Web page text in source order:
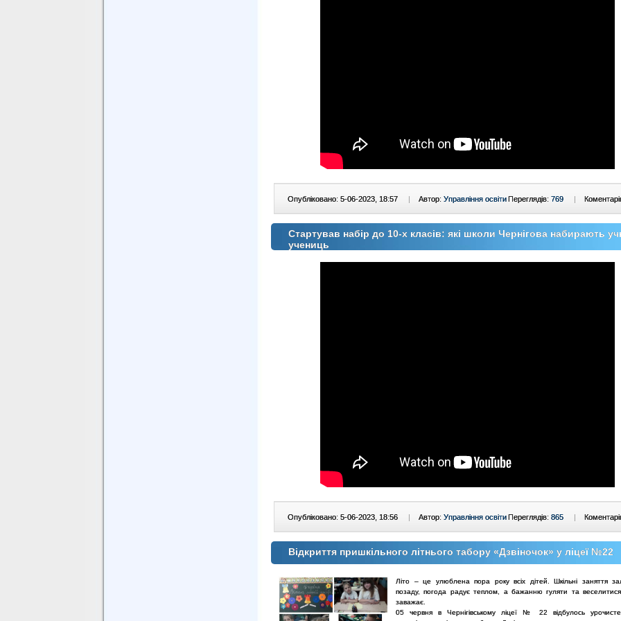
Опубліковано: 5-06-2023, 18:57 | Автор: Управління освітиПереглядів: 769 |
Стартував набір до 10-х класів: які школи Чернігова набирають
учениць
Опубліковано: 5-06-2023, 18:56 | Автор: Управління освітиПереглядів: 865 |
Відкриття пришкільного літнього табору «Дзвіночок» у ліцеї №22
Літо – це улюблена пора року всіх дітей. Шкільні заняття
позаду, погода радує теплом, а бажанню гуляти та
заважає.
05 червня в Чернігівському ліцеї № 22 відбулось урочисте